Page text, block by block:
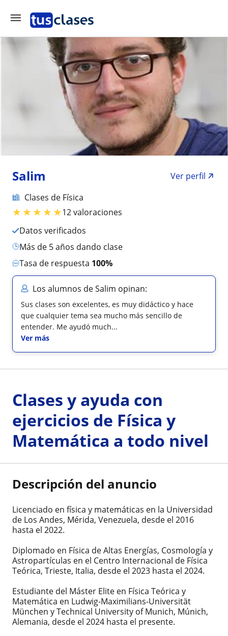
Salim
Ver perfil
Clases de Física
★★★★★12 valoraciones
Datos verificados
más de 5 años dando clase
Tasa de respuesta 100%
Los alumnos de Salim opinan:
Sus clases son excelentes, es muy didáctico y hace
que cualquier tema sea mucho más sencillo de
entender. Me ayudó much...
Ver más
Clases y ayuda con
ejercicios de Física y
Matemática a todo nivel
Descripción del anuncio
Licenciado en física y matemáticas en la Universidad
de Los Andes, Mérida, Venezuela, desde el 2016
hasta el 2022.
Diplomado en Física de Altas Energías, Cosmología y
Astropartículas en el Centro Internacional de Física
Teórica, Trieste, Italia, desde el 2023 hasta el 2024.
Estudiante del Máster Elite en Física Teórica y
Matemática en Ludwig-Maximilians-Universität
München y Technical University of Munich, Múnich,
Alemania, desde el 2024 hasta el presente.